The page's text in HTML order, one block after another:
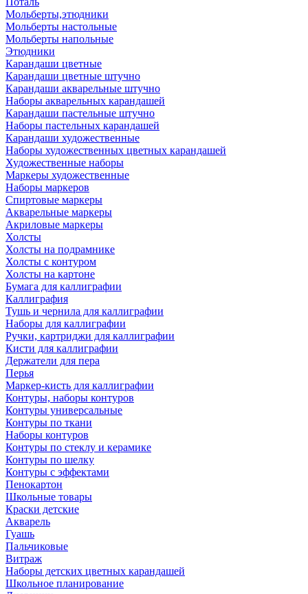
Мольберты,этюдники
Мольберты настольные
Мольберты напольные
Этюдники
Карандаши цветные
Карандаши цветные штучно
Карандаши акварельные штучно
Наборы акварельных карандашей
Карандаши пастельные штучно
Наборы пастельных карандашей
Карандаши художественные
Наборы художественных цветных карандашей
Художественные наборы
Маркеры художественные
Наборы маркеров
Спиртовые маркеры
Акварельные маркеры
Акриловые маркеры
Холсты
Холсты на подрамнике
Холсты с контуром
Холсты на картоне
Бумага для каллиграфии
Каллиграфия
Тушь и чернила для каллиграфии
Наборы для каллиграфии
Ручки, картриджи для каллиграфии
Кисти для каллиграфии
Держатели для пера
Перья
Маркер-кисть для каллиграфии
Контуры, наборы контуров
Контуры универсальные
Контуры по ткани
Наборы контуров
Контуры по стеклу и керамике
Контуры по шелку
Контуры с эффектами
Пенокартон
Школьные товары
Краски детские
Акварель
Гуашь
Пальчиковые
Витраж
Наборы детских цветных карандашей
Школьное планирование